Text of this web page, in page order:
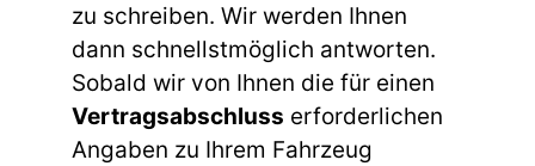
zu schreiben. Wir werden Ihnen
dann schnellstmöglich antworten.
Sobald wir von Ihnen die für einen
Vertragsabschluss erforderlichen
Angaben zu Ihrem Fahrzeug